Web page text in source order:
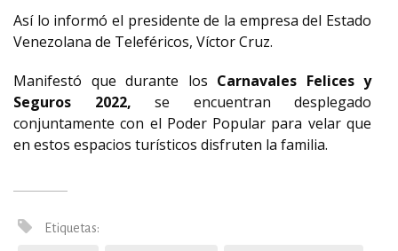
Así lo informó el presidente de la empresa del Estado
Venezolana de Teleféricos, Víctor Cruz.
Manifestó que durante los Carnavales Felices y
Seguros 2022, se encuentran desplegado
conjuntamente con el Poder Popular para velar que
en estos espacios turísticos disfruten la familia.
Etiquetas: